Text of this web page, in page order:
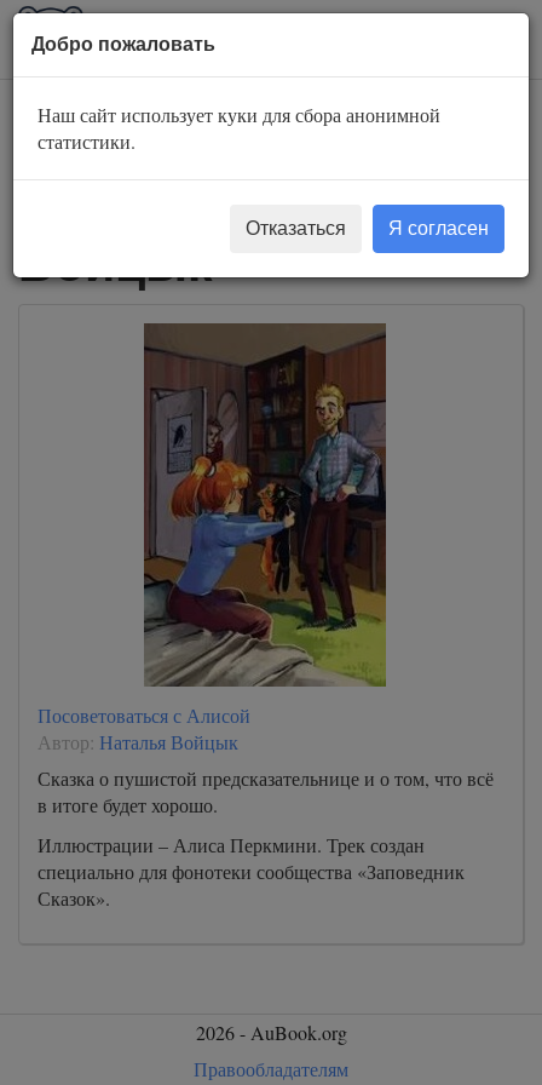
AuBook.org
Слушать
аудиокниги Наталья
Войцык
Посоветоваться с Алисой
Автор: Наталья Войцык
Сказка о пушистой предсказательнице и о том, что всё
в итоге будет хорошо.
Иллюстрации – Алиса Перкмини. Трек создан
специально для фонотеки сообщества «Заповедник
Сказок».
2026 - AuBook.org
Правообладателям
Добро пожаловать
Наш сайт использует куки для сбора анонимной
статистики.
Отказаться Я согласен